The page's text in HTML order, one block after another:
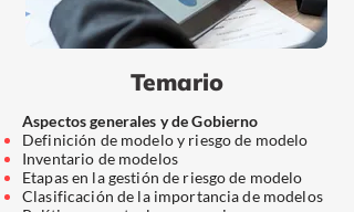
Temario
Aspectos generales y de Gobierno
Definición de modelo y riesgo de modelo
Inventario de modelos
Etapas en la gestión de riesgo de modelo
Clasificación de la importancia de modelos